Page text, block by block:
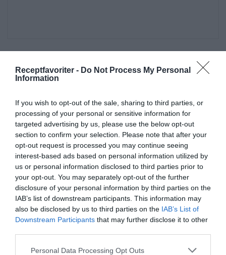
Receptfavoriter - Do Not Process My Personal
Information
If you wish to opt-out of the sale, sharing to third parties, or
processing of your personal or sensitive information for
targeted advertising by us, please use the below opt-out
section to confirm your selection. Please note that after your
opt-out request is processed you may continue seeing
interest-based ads based on personal information utilized by
us or personal information disclosed to third parties prior to
your opt-out. You may separately opt-out of the further
disclosure of your personal information by third parties on the
IAB’s list of downstream participants. This information may
also be disclosed by us to third parties on the IAB’s List of
Downstream Participants that may further disclose it to other
Personal Data Processing Opt Outs
Rabarber
Smör Vetemjöl
Kardemumma
Fest
Vardag Buffé Lättlagat
Svensk mat
Ugnsrätter
E-mail Skriv ut
Medel: 3.5 röster)
Uppskattat näringsvärde per portion:
373 kcal